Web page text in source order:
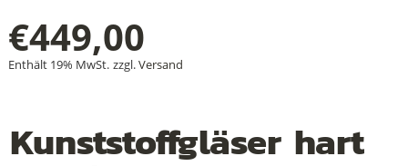
€449,00
Enthält 19% MwSt. zzgl.Versand
Kunststoffgläser hart